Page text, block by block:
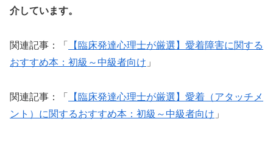
介しています。
関連記事：「
【臨床発達心理士が厳選】愛着障害に関する
おすすめ本：初級～中級者向け 」
関連記事：「
【臨床発達心理士が厳選】愛着（アタッチメ
ント）に関するおすすめ本：初級～中級者向け 」